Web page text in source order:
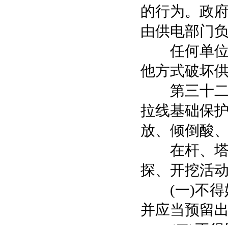
的行为。政
由供电部门
任何单位
他方式破坏
第三十二
拉线基础保
放、倾倒酸
在杆、塔
探、开挖活
(一)不得妨
并应当预留